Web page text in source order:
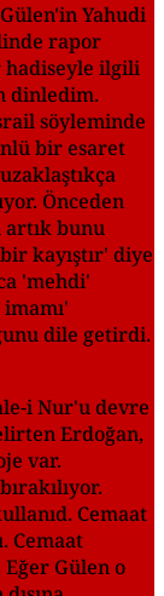
Yahudi
rapor
hadiseyle ilgili
dinledim.
söyleminde
bir esaret
Önceden
artık bunu
kayıştır' diye
'mehdi'
dile getirdi.
i Nur'u devre
Erdoğan,
var.
Cemaat
Cemaat
Gülen o